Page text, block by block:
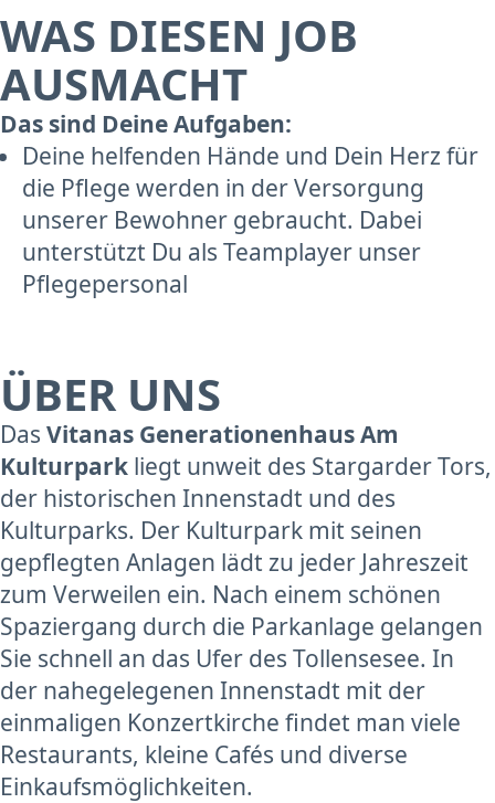
WAS DIESEN JOB
AUSMACHT
Das sind Deine Aufgaben:
Deine helfenden Hände und Dein Herz für
die Pflege werden in der Versorgung
unserer Bewohner gebraucht. Dabei
unterstützt Du als Teamplayer unser
Pflegepersonal
ÜBER UNS
Das Vitanas Generationenhaus Am
Kulturpark liegt unweit des Stargarder Tors,
der historischen Innenstadt und des
Kulturparks. Der Kulturpark mit seinen
gepflegten Anlagen lädt zu jeder Jahreszeit
zum Verweilen ein. Nach einem schönen
Spaziergang durch die Parkanlage gelangen
Sie schnell an das Ufer des Tollensesee. In
der nahegelegenen Innenstadt mit der
einmaligen Konzertkirche findet man viele
Restaurants, kleine Cafés und diverse
Einkaufsmöglichkeiten.